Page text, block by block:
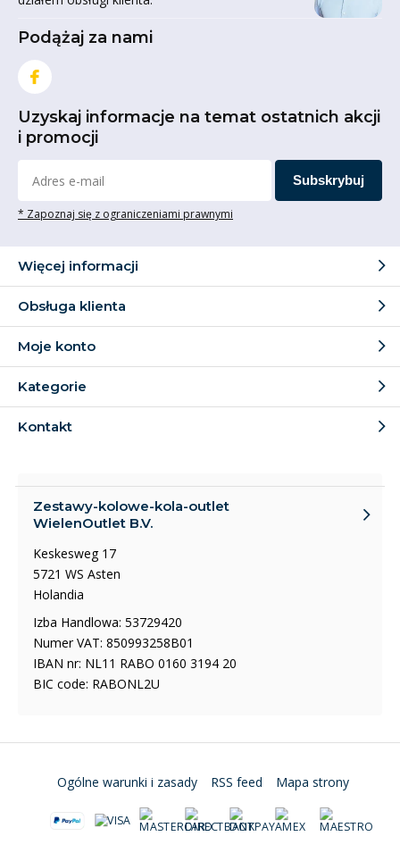
Podążaj za nami
Uzyskaj informacje na temat ostatnich akcji
i promocji
Subskrybuj
* Zapoznaj się z ograniczeniami prawnymi
Więcej informacji
Obsługa klienta
Moje konto
Kategorie
Kontakt
Zestawy-kolowe-kola-outlet
WielenOutlet B.V.
Keskesweg 17
5721 WS Asten
Holandia
Izba Handlowa: 53729420
Numer VAT: 850993258B01
IBAN nr: NL11 RABO 0160 3194 20
BIC code: RABONL2U
Ogólne warunki i zasady RSS feed Mapa strony